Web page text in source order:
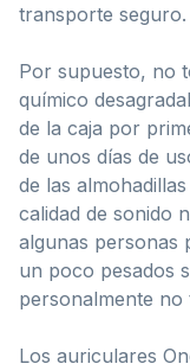
transporte seguro.
Por supuesto, no
químico
de la caja por
de unos días de
de las
calidad de sonido
algunas personas
un poco pesados
personalmente no
Los auriculares